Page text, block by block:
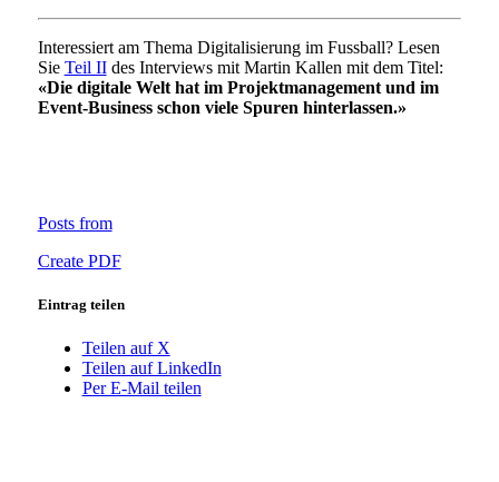
Interessiert am Thema Digitalisierung im Fussball? Lesen
Sie Teil IIdes Interviews mit Martin Kallen mit dem Titel:
«Die digitale Welt hat im Projektmanagement und im
Event-Business schon viele Spuren hinterlassen.»
Posts from
Create PDF
Eintrag teilen
Teilen auf X
Teilen auf LinkedIn
Per E-Mail teilen